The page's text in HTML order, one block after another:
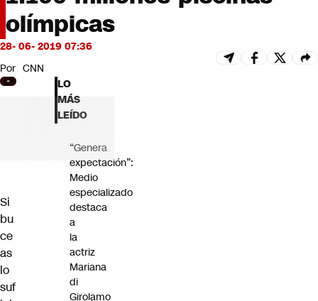
CNN Data
CNN tiempo
Futuro 360
olímpicas
28- 06- 2019 07:36
Por CNN
Si
bu
ce
as
lo
suf
LO
MÁS
LEÍDO
“Genera
expectación”:
Medio
especializado
destaca
a
la
actriz
Mariana
di
Girolamo